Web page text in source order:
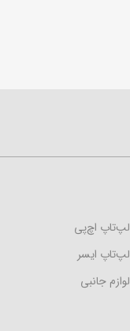
لپ‌تاپ اچ‌پی
لپ‌تاپ ایسر
لوازم جانبی